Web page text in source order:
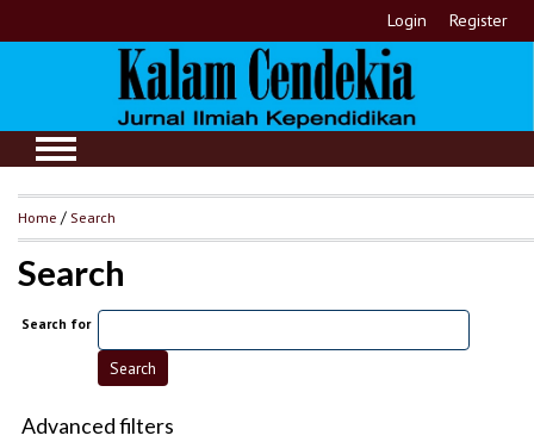
Login Register
Home /Search
Search
Search for
Advanced filters